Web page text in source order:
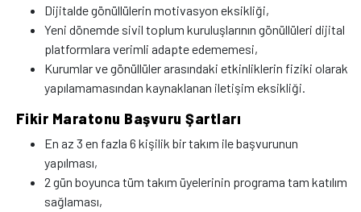
Dijitalde gönüllülerin motivasyon eksikliği,
Yeni dönemde sivil toplum kuruluşlarının gönüllüleri dijital
platformlara verimli adapte edememesi,
Kurumlar ve gönüllüler arasındaki etkinliklerin fiziki olarak
yapılamamasından kaynaklanan iletişim eksikliği.
Fikir Maratonu Başvuru Şartları
En az 3 en fazla 6 kişilik bir takım ile başvurunun
yapılması,
2 gün boyunca tüm takım üyelerinin programa tam katılım
sağlaması,